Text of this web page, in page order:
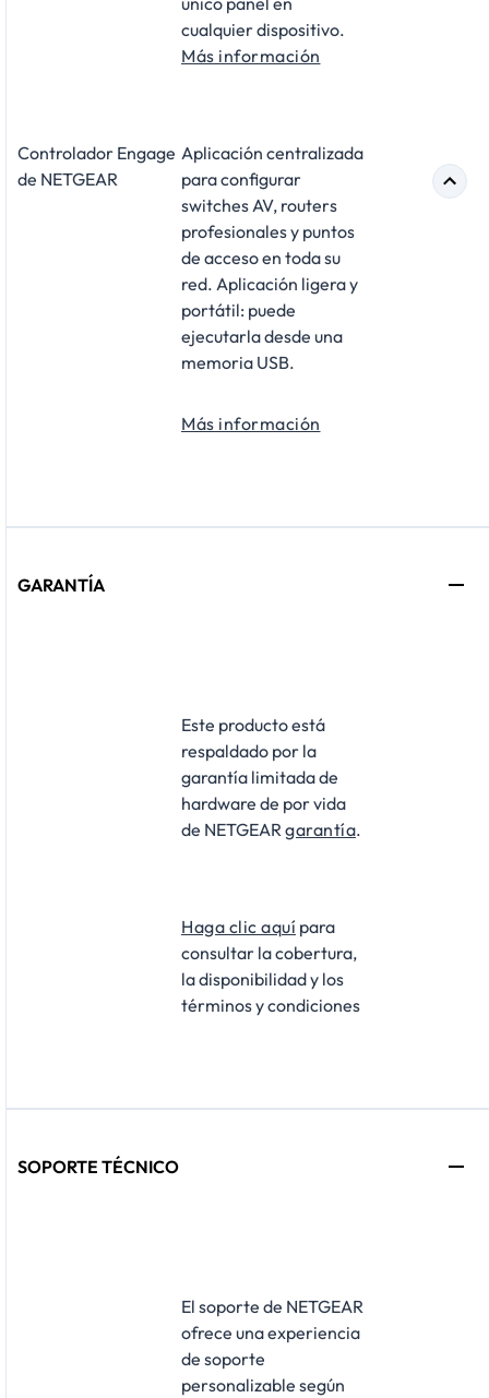
cualquier dispositivo.
Más información
Controlador Engage
de NETGEAR
Aplicación centralizada
para configurar
switches AV, routers
profesionales y puntos
de acceso en toda su
red. Aplicación ligera y
portátil: puede
ejecutarla desde una
memoria USB.
Más información
GARANTÍA
Este producto está
respaldado por la
garantía limitada de
hardware de por vida
de NETGEARgarantía.
Haga clic aquí para
consultar la cobertura,
la disponibilidad y los
términos y condiciones
SOPORTE TÉCNICO
El soporte de NETGEAR
ofrece una experiencia
de soporte
personalizable según